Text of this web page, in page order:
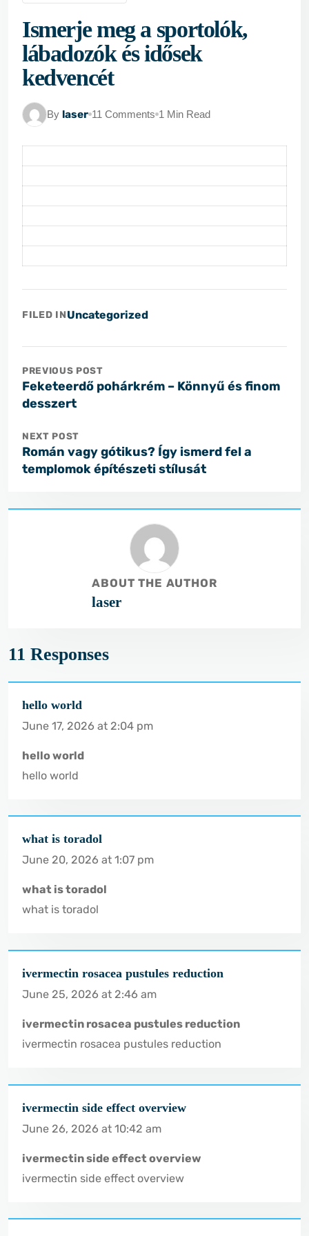
Ismerje meg a sportolók,
lábadozók és idősek
kedvencét
By laser 11 Comments 1 Min Read
FILED INUncategorized
PREVIOUS POST
Feketeerdő pohárkrém – Könnyű és finom
desszert
NEXT POST
Román vagy gótikus? Így ismerd fel a
templomok építészeti stílusát
ABOUT THE AUTHOR
laser
11 Responses
hello world
June 17, 2026 at 2:04 pm
hello world
hello world
what is toradol
June 20, 2026 at 1:07 pm
what is toradol
what is toradol
ivermectin rosacea pustules reduction
June 25, 2026 at 2:46 am
ivermectin rosacea pustules reduction
ivermectin rosacea pustules reduction
ivermectin side effect overview
June 26, 2026 at 10:42 am
ivermectin side effect overview
ivermectin side effect overview